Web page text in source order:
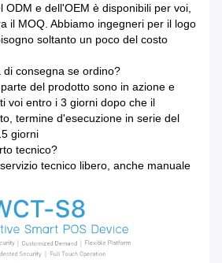
ODM e dell'OEM è disponibili per voi,
il MOQ. Abbiamo ingegneri per il logo
soltanto un poco del costo
consegna se ordino?
del prodotto sono in azione e
voi entro i 3 giorni dopo che il
termine d'esecuzione in serie del
giorni
tecnico?
tecnico libero, anche manuale